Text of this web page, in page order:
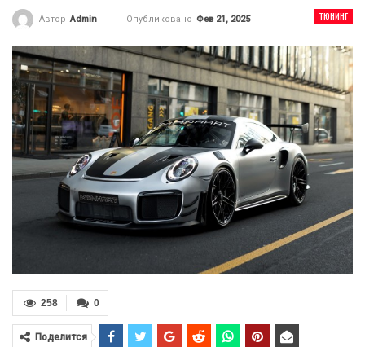
ТЮНИНГ
Автор Admin Опубликовано Фев 21, 2025
0
258
Поделится